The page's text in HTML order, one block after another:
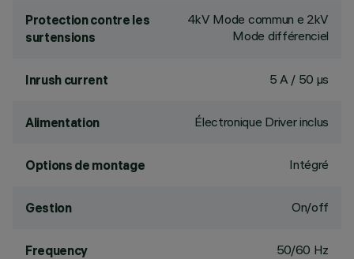
Protection contre les
surtensions
4kV Mode commun e 2kV
Mode différenciel
Inrush current 5 A / 50 µs
Alimentation Électronique Driver inclus
Options de montage Intégré
Gestion On/off
Frequency 50/60 Hz